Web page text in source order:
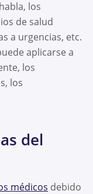
los
de salud
a urgencias, etc.
aplicarse a
los
los
del
médicos debido